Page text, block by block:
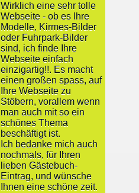
Wirklich eine sehr tolle
Webseite - ob es Ihre
Modelle, Kirmes-Bilder
oder Fuhrpark-Bilder
sind, ich finde Ihre
Webseite einfach
einzigartig!!. Es macht
einen großen spass, auf
Ihre Webseite zu
Stöbern, vorallem wenn
man auch mit so ein
schönes Thema
beschäftigt ist.
Ich bedanke mich auch
nochmals, für Ihren
lieben Gästebuch-
Eintrag, und wünsche
Ihnen eine schöne zeit.